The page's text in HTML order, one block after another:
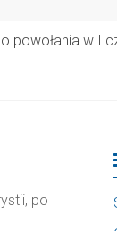
powołania w I
po